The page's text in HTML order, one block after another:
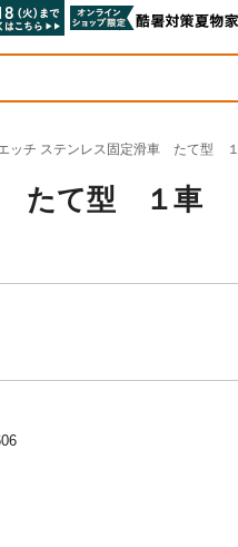
エッチ ステンレス固定滑車 たて型
車 たて型 １車